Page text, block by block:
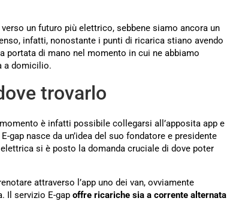
un futuro più elettrico, sebbene siamo ancora un
infatti, nonostante i punti di ricarica stiano avendo
portata di mano nel momento in cui ne abbiamo
a domicilio.
trovarlo
è infatti possibile collegarsi all’apposita app e
gap nasce da un’idea del suo fondatore e presidente
si è posto la domanda cruciale di dove poter
attraverso l’app uno dei van, ovviamente
Il servizio E-gap offre ricariche sia a corrente alternata